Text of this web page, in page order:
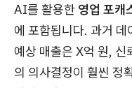
AI를 활용한 영업 포
에 포함됩니다. 과거
예상 매출은 X억 원,
의 의사결정이 훨씬 정